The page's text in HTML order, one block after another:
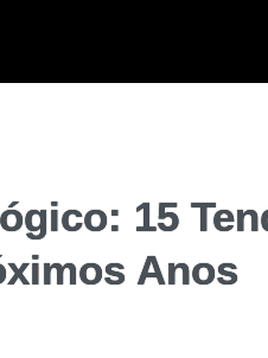
15
Anos